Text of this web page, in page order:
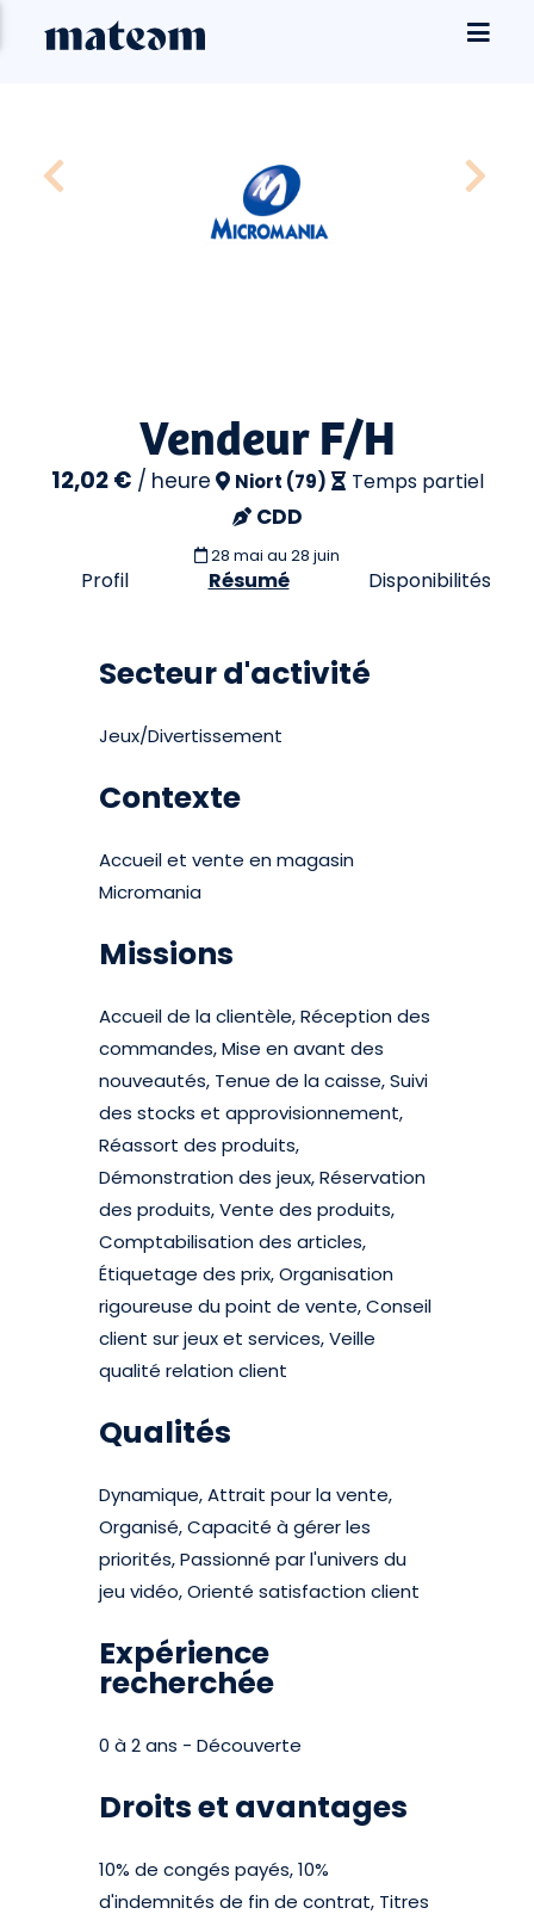
Vendeur F/H
12,02 € / heure Niort (79) Temps partiel
CDD
28 mai au 28 juin
Profil Résumé Disponibilités
Secteur d'activité
Jeux/Divertissement
Contexte
Accueil et vente en magasin
Micromania
Missions
Accueil de la clientèle, Réception des
commandes, Mise en avant des
nouveautés, Tenue de la caisse, Suivi
des stocks et approvisionnement,
Réassort des produits,
Démonstration des jeux, Réservation
des produits, Vente des produits,
Comptabilisation des articles,
Étiquetage des prix, Organisation
rigoureuse du point de vente, Conseil
client sur jeux et services, Veille
qualité relation client
Qualités
Dynamique, Attrait pour la vente,
Organisé, Capacité à gérer les
priorités, Passionné par l'univers du
jeu vidéo, Orienté satisfaction client
Expérience
recherchée
0 à 2 ans - Découverte
Droits et avantages
10% de congés payés, 10%
d'indemnités de fin de contrat, Titres